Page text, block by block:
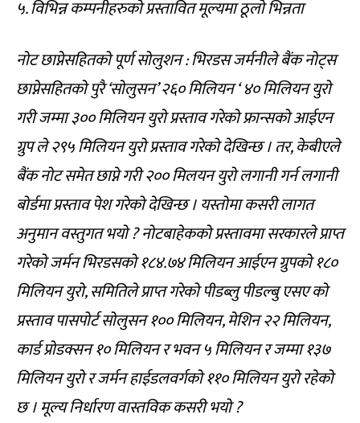
५. विभिन्न कम्पनीहरुको प्रस्तावित मूल्यमा ठूलो भिन्नता
नोट छाप्नेसहितको पूर्ण सोलुशन : भिरडस जर्मनीले बैंक नोट्स
छाप्नेसहितको पुरै ‘सोलुसन’ २६० मिलियन ‘ ४० मिलियन युरो
गरी जम्मा ३०० मिलियन युरो प्रस्ताव गरेको फ्रान्सको आईएन
ग्रुप ले २९५ मिलियन युरो प्रस्ताव गरेको देखिन्छ । तर, केबीएले
बैंक नोट समेत छाप्ने गरी २०० मिलयन युरो लगानी गर्न लगानी
बोर्डमा प्रस्ताव पेश गरेको देखिन्छ । यस्तोमा कसरी लागत
अनुमान वस्तुगत भयो ? नोटबाहेकको प्रस्तावमा सरकारले प्राप्त
गरेको जर्मन भिरडसको १८४.७४ मिलियन आईएन ग्रुपको १८०
मिलियन युरो, समितिले प्राप्त गरेको पीडब्लु पीडल्बु एसए को
प्रस्ताव पासपोर्ट सोलुसन १०० मिलियन, मेशिन २२ मिलियन,
कार्ड प्रोडक्सन १० मिलियन र भवन ५ मिलियन र जम्मा १३७
मिलियन युरो र जर्मन हाईडलवर्गको ११० मिलियन युरो रहेको
छ । मूल्य निर्धारण वास्तविक कसरी भयो ?